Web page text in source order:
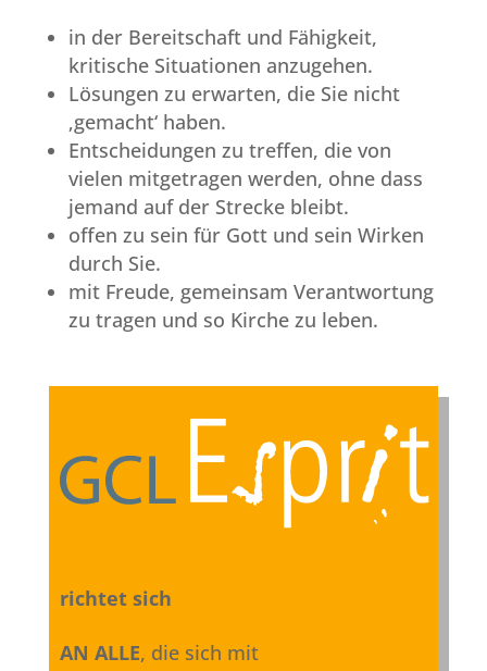
in der Bereitschaft und Fähigkeit,
kritische Situationen anzugehen.
Lösungen zu erwarten, die Sie nicht
‚gemacht‘ haben.
Entscheidungen zu treffen, die von
vielen mitgetragen werden, ohne dass
jemand auf der Strecke bleibt.
offen zu sein für Gott und sein Wirken
durch Sie.
mit Freude, gemeinsam Verantwortung
zu tragen und so Kirche zu leben.
richtet sich
AN ALLE, die sich mit